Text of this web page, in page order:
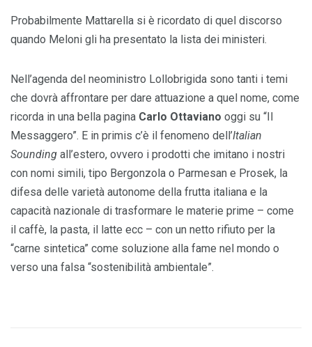
Probabilmente Mattarella si è ricordato di quel discorso
quando Meloni gli ha presentato la lista dei ministeri.
Nell’agenda del neoministro Lollobrigida sono tanti i temi
che dovrà affrontare per dare attuazione a quel nome, come
ricorda in una bella pagina Carlo Ottaviano oggi su “Il
Messaggero”. E in primis c’è il fenomeno dell’Italian
Sounding all’estero, ovvero i prodotti che imitano i nostri
con nomi simili, tipo Bergonzola o Parmesan e Prosek, la
difesa delle varietà autonome della frutta italiana e la
capacità nazionale di trasformare le materie prime – come
il caffè, la pasta, il latte ecc – con un netto rifiuto per la
“carne sintetica” come soluzione alla fame nel mondo o
verso una falsa “sostenibilità ambientale”.